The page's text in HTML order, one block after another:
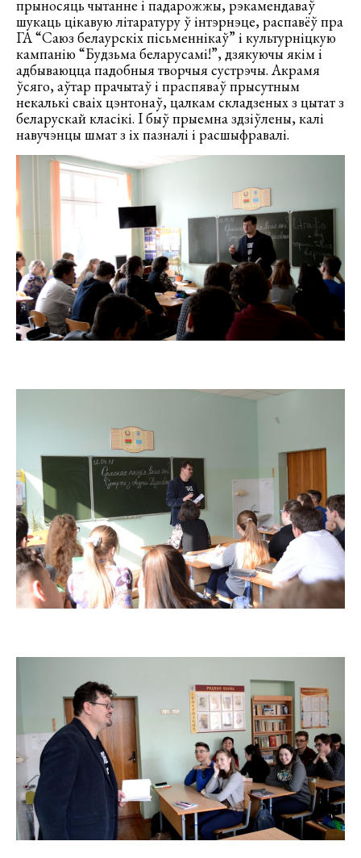
прыносяць чытанне і падарожжы, рэкамендаваў
шукаць цікавую літаратуру ў інтэрнэце, распавёў пра
ГА “Саюз белаурскіх пісьменнікаў” і культурніцкую
кампанію “Будзьма беларусамі!”, дзякуючы якім і
адбываюцца падобныя творчыя сустрэчы. Акрамя
ўсяго, аўтар прачытаў і праспяваў прысутным
некалькі сваіх цэнтонаў, цалкам складзеных з цытат з
беларускай класікі. І быў прыемна здзіўлены, калі
навучэнцы шмат з іх пазналі і расшыфравалі.